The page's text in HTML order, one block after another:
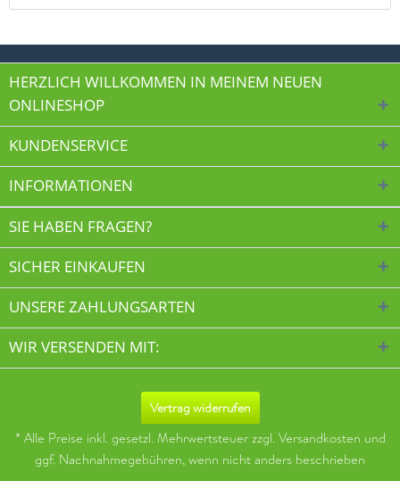
HERZLICH WILLKOMMEN IN MEINEM NEUEN
ONLINESHOP
KUNDENSERVICE
INFORMATIONEN
SIE HABEN FRAGEN?
SICHER EINKAUFEN
UNSERE ZAHLUNGSARTEN
WIR VERSENDEN MIT:
Vertrag widerrufen
* Alle Preise inkl. gesetzl. Mehrwertsteuer zzgl. Versandkosten und
ggf. Nachnahmegebühren, wenn nicht anders beschrieben